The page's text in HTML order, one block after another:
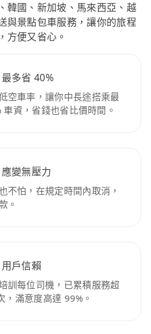
韓國、新加坡、馬來西亞、越
與景點包車服務，讓你的旅程
方便又省心。
多省 40%
空車率，讓你中長途搭乘最
車資，省錢也省比價時間。
變無壓力
不怕，在規定時間內取消，
。
戶信賴
訓每位司機，已累積服務超
，滿意度高達 99%。